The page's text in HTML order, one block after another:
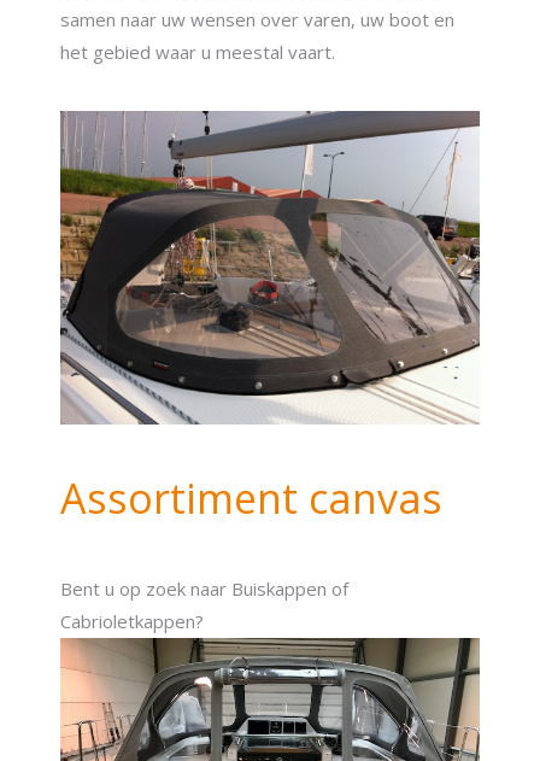
samen naar uw wensen over varen, uw boot en
het gebied waar u meestal vaart.
Assortiment canvas
Bent u op zoek naar Buiskappen of
Cabrioletkappen?